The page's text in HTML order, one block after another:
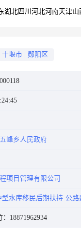
公告
湖北四川 河北河南天津山
十堰市 郧阳区
峰乡人民政府
项目管理有限公司
型水库移民后期扶持 公路
：18871962934